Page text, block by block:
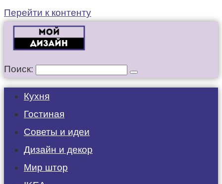
Перейти к контенту
Поиск:
Кухня
Гостиная
Советы и идеи
Дизайн и декор
Мир штор